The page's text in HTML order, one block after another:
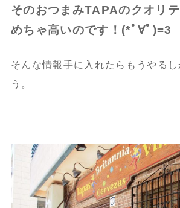
そのおつまみTAPAのクオリ
めちゃ高いのです！(*ﾟ∀ﾟ)=3
そんな情報手に入れたらもうやるし
う。